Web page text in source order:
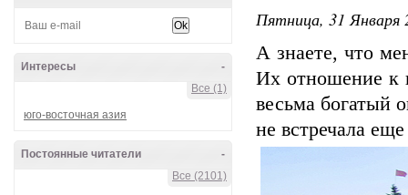
-
Интересы
Все (1)
юго-восточная азия
-
Постоянные читатели
Все (2101)
Пятница, 31 Января
А знаете, что
Их отношение к
весьма богатый
не встречала